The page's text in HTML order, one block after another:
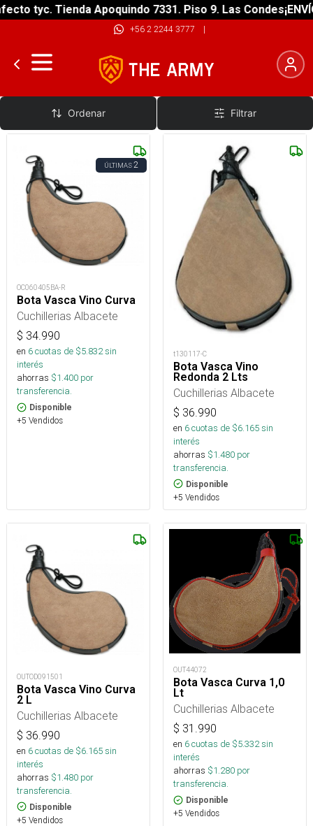
tyc. Tienda Apoquindo 7331. Piso 9. Las Condes
+56 2 2244 3777 |
Bota Vasca
Ordenar Filtrar
ÚLTIMAS2
OC060405BA-R
Bota Vasca Vino Curva
Cuchillerias Albacete
$ 34.990
en 6cuotas de $5.832sin
interés
ahorras $1.400 por
transferencia.
Disponible
+5 Vendidos
t130117-C
Bota Vasca Vino
Redonda 2 Lts
Cuchillerias Albacete
$ 36.990
en 6cuotas de $6.165sin
interés
ahorras $1.480 por
transferencia.
Disponible
+5 Vendidos
OUTOD091501
Bota Vasca Vino Curva
2 L
Cuchillerias Albacete
$ 36.990
en 6cuotas de $6.165sin
interés
ahorras $1.480 por
transferencia.
Disponible
+5 Vendidos
OUT44072
Bota Vasca Curva 1,0
Lt
Cuchillerias Albacete
$ 31.990
en 6cuotas de $5.332sin
interés
ahorras $1.280 por
transferencia.
Disponible
+5 Vendidos